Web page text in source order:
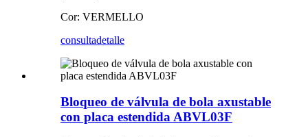
Cor: VERMELLO
consultadetalle
Bloqueo de válvula de bola axustable
con placa estendida ABVL03F